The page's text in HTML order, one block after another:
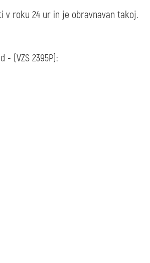
v roku 24 ur in je obravnavan takoj.
(VZS 2395P):